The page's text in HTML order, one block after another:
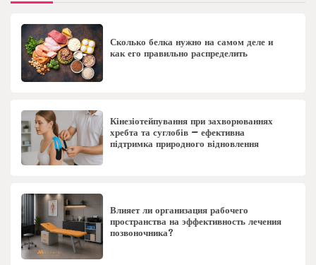
Сколько белка нужно на самом деле и
как его правильно распределить
Кінезіотейпування при захворюваннях
хребта та суглобів – ефективна
підтримка природного відновлення
Влияет ли организация рабочего
пространства на эффективность лечения
позвоночника?